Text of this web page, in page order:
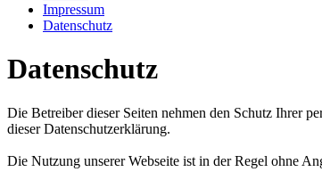
Impressum
Datenschutz
Datenschutz
Die Betreiber dieser Seiten nehmen den Schutz Ihrer
dieser Datenschutzerklärung.
Die Nutzung unserer Webseite ist in der Regel ohne